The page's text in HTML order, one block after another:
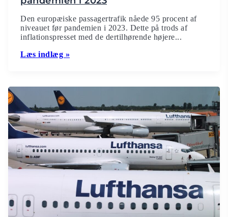
Den europæiske passagertrafik nåede 95 procent af
niveauet før pandemien i 2023. Dette på trods af
inflationspresset med de dertilhørende højere...
Læs indlæg »